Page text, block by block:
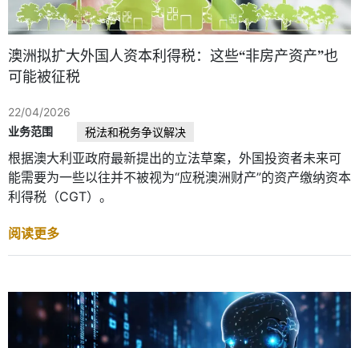
澳洲拟扩大外国人资本利得税：这些“非房产资产”也
可能被征税
22/04/2026
业务范围
税法和税务争议解决
根据澳大利亚政府最新提出的立法草案，外国投资者未来可
能需要为一些以往并不被视为“应税澳洲财产”的资产缴纳资本
利得税（CGT）。
阅读更多